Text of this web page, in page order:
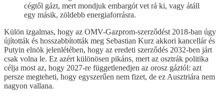
cégtől gázt, mert mondjuk embargót vet rá ki, vagy átáll
egy másik, zöldebb energiaforrásra.
Külön izgalmas, hogy az OMV-Gazprom-szerződést 2018-ban úgy
újították és hosszabbították meg Sebastian Kurz akkori kancellár és
Putyin elnök jelenlétében, hogy az eredeti szerződés 2032-ben járt
csak volna le. Ez azért különösen pikáns, mert az osztrák politika
célja most az, hogy 2027-re függetlenedjen az orosz gáztól: azt
persze megteheti, hogy egyszerűen nem fizet, de ez Ausztriára nem
nagyon vallana.